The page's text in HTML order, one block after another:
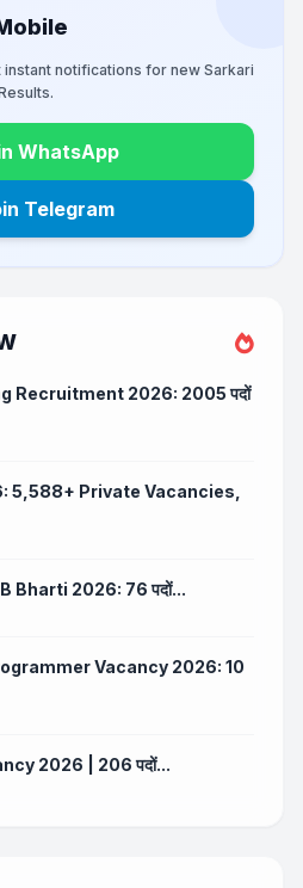
notifications for new Sarkari
WhatsApp
Telegram
Recruitment 2026: 2005 पदों
5,588+ Private Vacancies,
Bharti 2026: 76 पदों...
Vacancy 2026: 10
2026 | 206 पदों...